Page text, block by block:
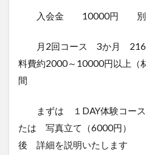
入会金 10000円 別途
月2回コース 3か月
料費約2000～10000円以
間
まずは １DAY体験コース
たは 写真立て（6000円）
後 詳細を説明いたします